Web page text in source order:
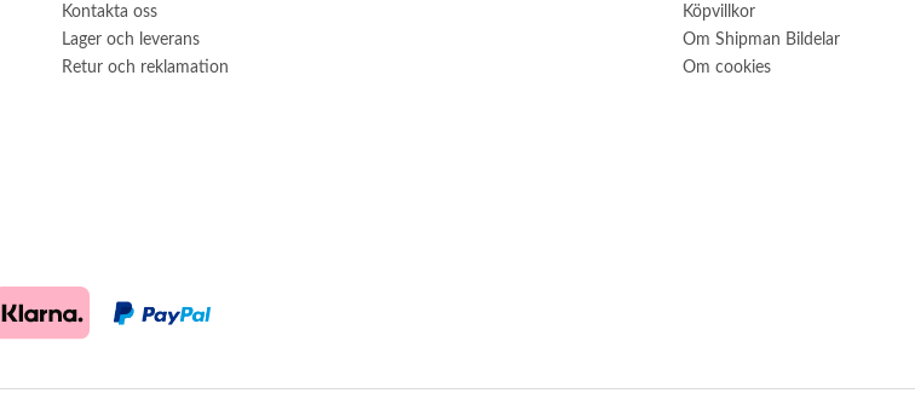
Kontakta oss
Lager och leverans
Retur och reklamation
Köpvillkor
Om Shipman Bildelar
Om cookies